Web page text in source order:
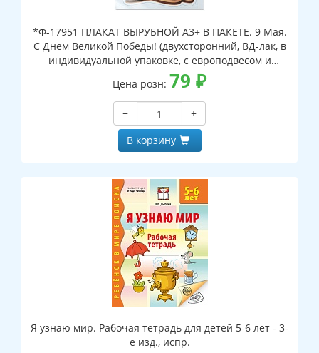
*Ф-17951 ПЛАКАТ ВЫРУБНОЙ А3+ В ПАКЕТЕ. 9 Мая.
С Днем Великой Победы! (двухсторонний, ВД-лак, в
индивидуальной упаковке, с европодвесом и
клеевым клапаном)
Цена розн: 79 ₽
−
+
В корзину
Я узнаю мир. Рабочая тетрадь для детей 5-6 лет - 3-
е изд., испр.